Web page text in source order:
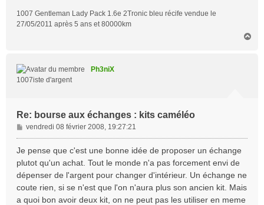
1007 Gentleman Lady Pack 1.6e 2Tronic bleu récife vendue le
27/05/2011 après 5 ans et 80000km
Ph3niX
1007iste d'argent
Re: bourse aux échanges : kits caméléo
M
e
s
g
e
vendredi 08 février 2008, 19:27:21
Je pense que c'est une bonne idée de proposer un échange
plutot qu'un achat. Tout le monde n'a pas forcement envi de
dépenser de l'argent pour changer d'intérieur. Un échange ne
coute rien, si se n'est que l'on n'aura plus son ancien kit. Mais
a quoi bon avoir deux kit, on ne peut pas les utiliser en meme